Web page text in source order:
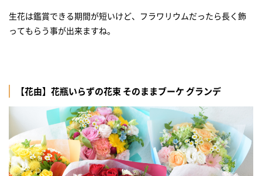
生花は鑑賞できる期間が短いけど、フラワリウムだったら長く飾
ってもらう事が出来ますね。
【花由】花瓶いらずの花束 そのままブーケ グランデ